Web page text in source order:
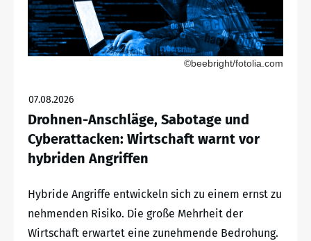
©beebright/fotolia.com
07.08.2026
Drohnen-Anschläge, Sabotage und
Cyberattacken: Wirtschaft warnt vor
hybriden Angriffen
Hybride Angriffe entwickeln sich zu einem ernst zu
nehmenden Risiko. Die große Mehrheit der
Wirtschaft erwartet eine zunehmende Bedrohung.